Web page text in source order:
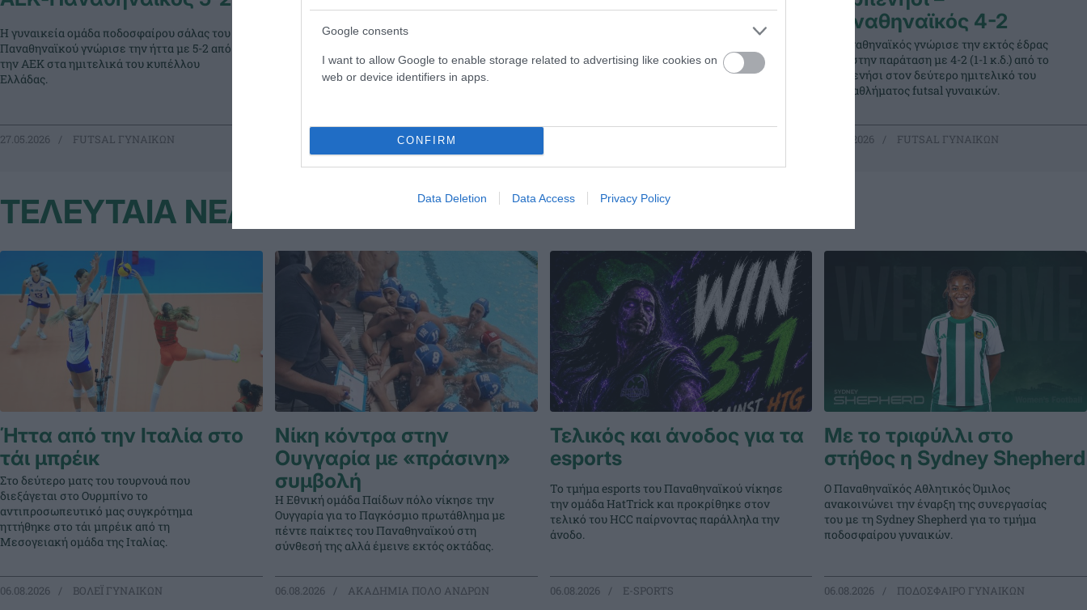
Google consents
I want to allow Google to enable storage related to advertising like cookies on
web or device identifiers in apps.
CONFIRM
Data Deletion Data Access Privacy Policy
Η γυναικεία ομάδα ποδοσφαίρου σάλας του
Παναθηναϊκού γνώρισε την ήττα με 5-2 από
την ΑΕΚ στα ημιτελικά του κυπέλλου
Ελλάδας.
27.05.2026 FUTSAL ΓΥΝΑΙΚΩΝ
κατέκτησε την Τρίτη θέση στο Πρωτάθλημα
Ικόνιο, αυτή τη φορά στην παράταση με 5-4.
Βράβευση της Πλεξίδα ως πρώτη σκόρερ
FUTSAL ΓΥΝΑΙΚΩΝ
Ικόνιο στον πρώτο αγώνα για τις θέσεις 3-4
του πρωταθλήματος futsal γυναικών.
Παναθηναϊκός 4-2
Ο Παναθηναϊκός γνώρισε την εκτός έδρας
ήττα στην παράταση με 4-2 (1-1 κ.δ.) από το
Καρπενήσι στον δεύτερο ημιτελικό του
πρωταθλήματος futsal γυναικών.
02.05.2026 FUTSAL ΓΥΝΑΙΚΩΝ
ΤΕΛΕΥΤΑΙΑ ΝΕΑ
Ήττα από την Ιταλία στο
τάι μπρέικ
Στο δεύτερο ματς του τουρνουά που
διεξάγεται στο Ουρμπίνο το
αντιπροσωπευτικό μας συγκρότημα
ηττήθηκε στο τάι μπρέικ από τη
Μεσογειακή ομάδα της Ιταλίας.
06.08.2026 ΒΟΛΕΪ ΓΥΝΑΙΚΩΝ
Νίκη κόντρα στην
Ουγγαρία με «πράσινη»
συμβολή
Η Εθνική ομάδα Παίδων πόλο νίκησε την
Ουγγαρία για το Παγκόσμιο πρωτάθλημα με
πέντε παίκτες του Παναθηναϊκού στη
σύνθεσή της αλλά έμεινε εκτός οκτάδας.
06.08.2026 ΑΚΑΔΗΜΙΑ ΠΟΛΟ ΑΝΔΡΩΝ
Τελικός και άνοδος για τα
esports
Το τμήμα esports του Παναθηναϊκού νίκησε
την ομάδα HatTrick και προκρίθηκε στον
τελικό του HCC παίρνοντας παράλληλα την
άνοδο.
06.08.2026 E-SPORTS
Με το τριφύλλι στο
στήθος η Sydney Shepherd
Ο Παναθηναϊκός Αθλητικός Όμιλος
ανακοινώνει την έναρξη της συνεργασίας
του με τη Sydney Shepherd για το τμήμα
ποδοσφαίρου γυναικών.
06.08.2026 ΠΟΔΟΣΦΑΙΡΟ ΓΥΝΑΙΚΩΝ